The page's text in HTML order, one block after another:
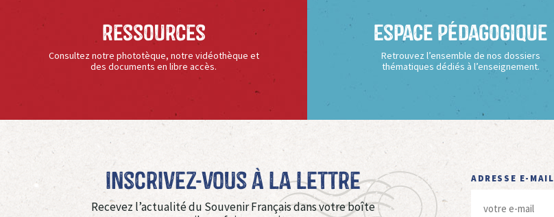
Ressources
Consultez notre phototèque, notre vidéothèque et
des documents en libre accès.
Espace Pédagogique
Retrouvez l’ensemble de nos dossiers
thématiques dédiés à l’enseignement.
Inscrivez-vous à La Lettre
Recevez l’actualité du Souvenir Français dans votre boîte
ADRESSE E-MAIL